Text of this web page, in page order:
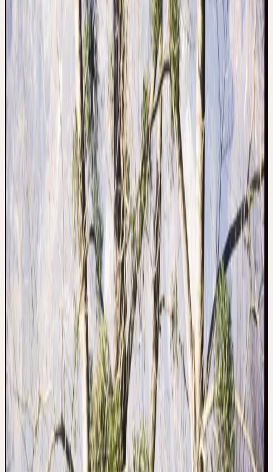
du cancer — l'un des plus grands domaines de recherche en
phytothérapie. Pour la teinture-mère de gui Ceres, des rameaux de
cueillette sauvage provenant de différents arbres hôtes sont utilisés.
Dans la sémiologie Ceres, le gui représente le principe du milieu et
de l'apesanteur: une plante qui n'appartient ni au ciel ni à la terre
— qui pend au milieu de l'arbre, parasite et pourtant indépendante,
verte en hiver quand tout dort. Le gui incarne l'équilibre entre les
SOURCES
1. Hänsel, R. & Steinegger, E. Hänsel / Sticher
Pharmakognosie Phytopharmazie. (Wissenschaftliche
Verlagsgesellschaft GmbH, Stuttgart, Deutschland, 2015).
2. Madaus, G. MADAUS LEHRBUCH DER
BIOLOGISCHEN HEILMITTEL BAND 1-11. (mediamed
Verlag, Ravensburg, 1990).
3. Committee on Herbal Medicinal Products (HMPC).
Assessment report on Viscum album L ., herba.
EMA/HMPC/246778/2009 (2012).
4. BGA/BfArM (Kommission D). Viscum album.
Bundesanzeiger 217a, (1985).
5. BGA/BfArM (Kommission E). Visci albi herba
(Mistelkraut). 1Bundesanzeiger 228, (1984).
6. Kalbermatten, R. & Kalbermatten, H. Pflanzliche
Urtinkturen. (AT Verlag, Aarau, Schweiz, 2018).
7. Kalbermatten, R. Wesen und Signatur der Heilpflanzen.
(AT Verlag, Aarau, Schweiz, 2016).
Fabrication